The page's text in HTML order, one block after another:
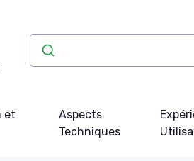
et
Aspects
Techniques